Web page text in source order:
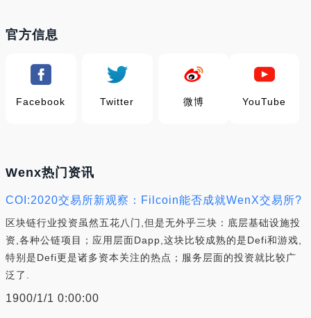
官方信息
Facebook Twitter 微博 YouTube
Wenx热门资讯
COI:2020交易所新观察：Filcoin能否成就WenX交易所?
区块链行业投资虽然五花八门,但是无外乎三块：底层基础设施投
资,各种公链项目；应用层面Dapp,这块比较成熟的是Defi和游戏,
特别是Defi更是诸多资本关注的热点；服务层面的投资就比较广
泛了.
1900/1/1 0:00:00